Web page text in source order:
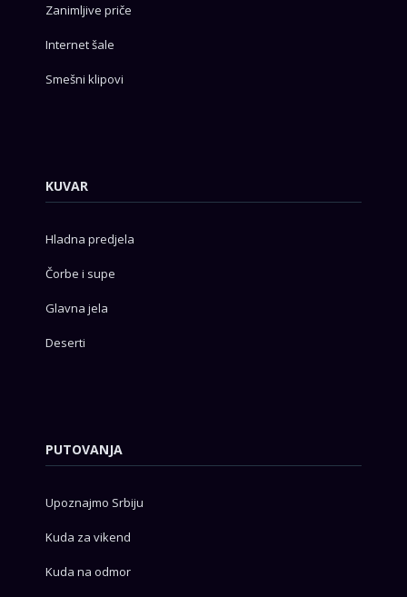
Zanimljive priče
Internet šale
Smešni klipovi
KUVAR
Hladna predjela
Čorbe i supe
Glavna jela
Deserti
PUTOVANJA
Upoznajmo Srbiju
Kuda za vikend
Kuda na odmor